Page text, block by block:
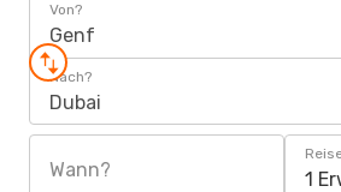
Von?
Genf
Nach?
Dubai
Wann? 1